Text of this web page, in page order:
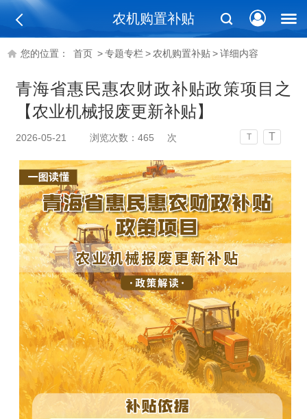
农机购置补贴
您的位置： 首页 >专题专栏> 农机购置补贴>详细内容
青海省惠民惠农财政补贴政策项目之
【农业机械报废更新补贴】
2026-05-21 浏览次数： 465 次 T T